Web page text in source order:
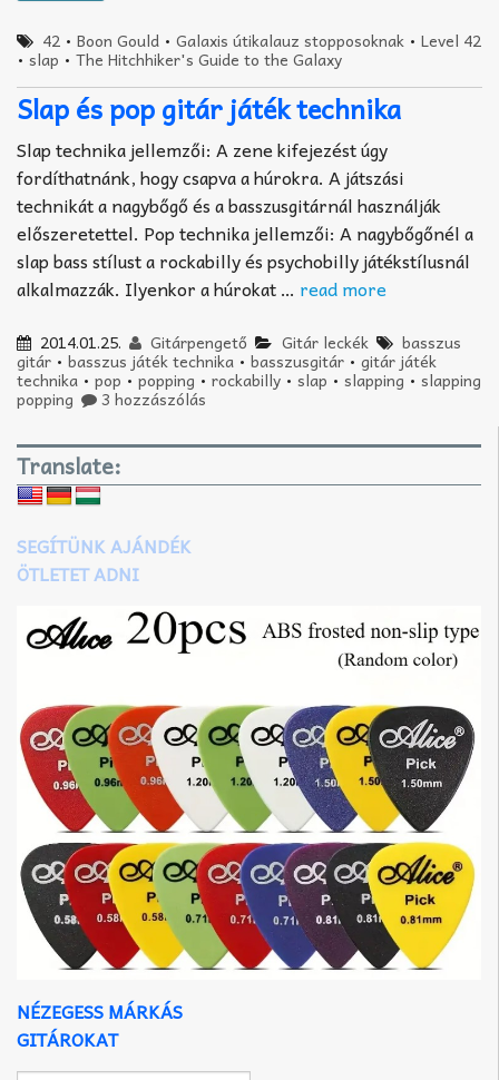
42 •Boon Gould •Galaxis útikalauz stopposoknak •Level 42
• slap • The Hitchhiker's Guide to the Galaxy
Slap és pop gitár játék technika
Slap technika jellemzői: A zene kifejezést úgy
fordíthatnánk, hogy csapva a húrokra. A játszási
technikát a nagybőgő és a basszusgitárnál használják
előszeretettel. Pop technika jellemzői: A nagybőgőnél a
slap bass stílust a rockabilly és psychobilly játékstílusnál
alkalmazzák. Ilyenkor a húrokat … read more
2014.01.25. Gitárpengető Gitár leckék basszus
gitár • basszus játék technika • basszusgitár • gitár játék
technika • pop • popping • rockabilly • slap • slapping • slapping
popping 3 hozzászólás
Translate:
SEGÍTÜNK AJÁNDÉK
ÖTLETET ADNI
NÉZEGESS MÁRKÁS
GITÁROKAT